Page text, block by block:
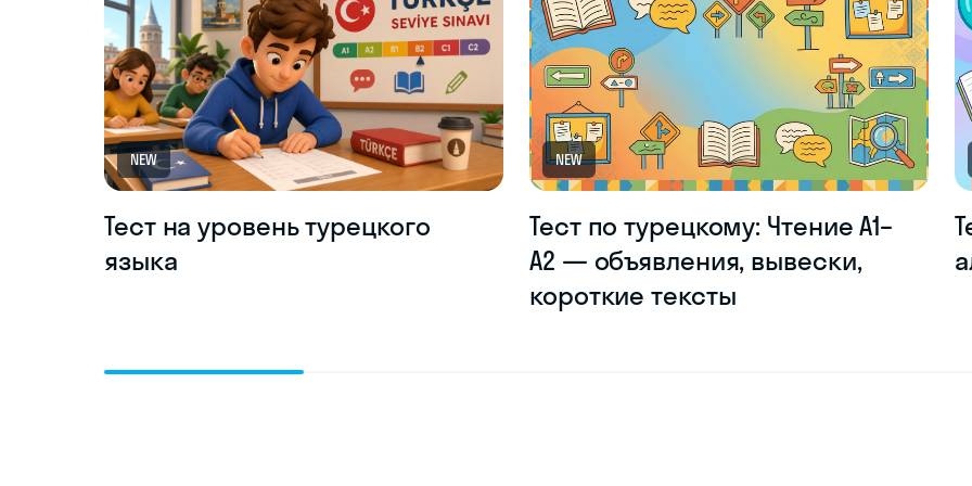
NEW
Тест на уровень турецкого
языка
NEW
Тест по турецкому: Чтение A1–
A2 — объявления, вывески,
короткие тексты